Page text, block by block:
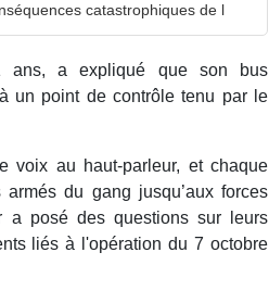
catastrophiques de l
ans, a expliqué que son bus
un point de contrôle tenu par le
voix au haut-parleur, et chaque
du gang jusqu’aux forces
a posé des questions sur leurs
liés à l'opération du 7 octobre